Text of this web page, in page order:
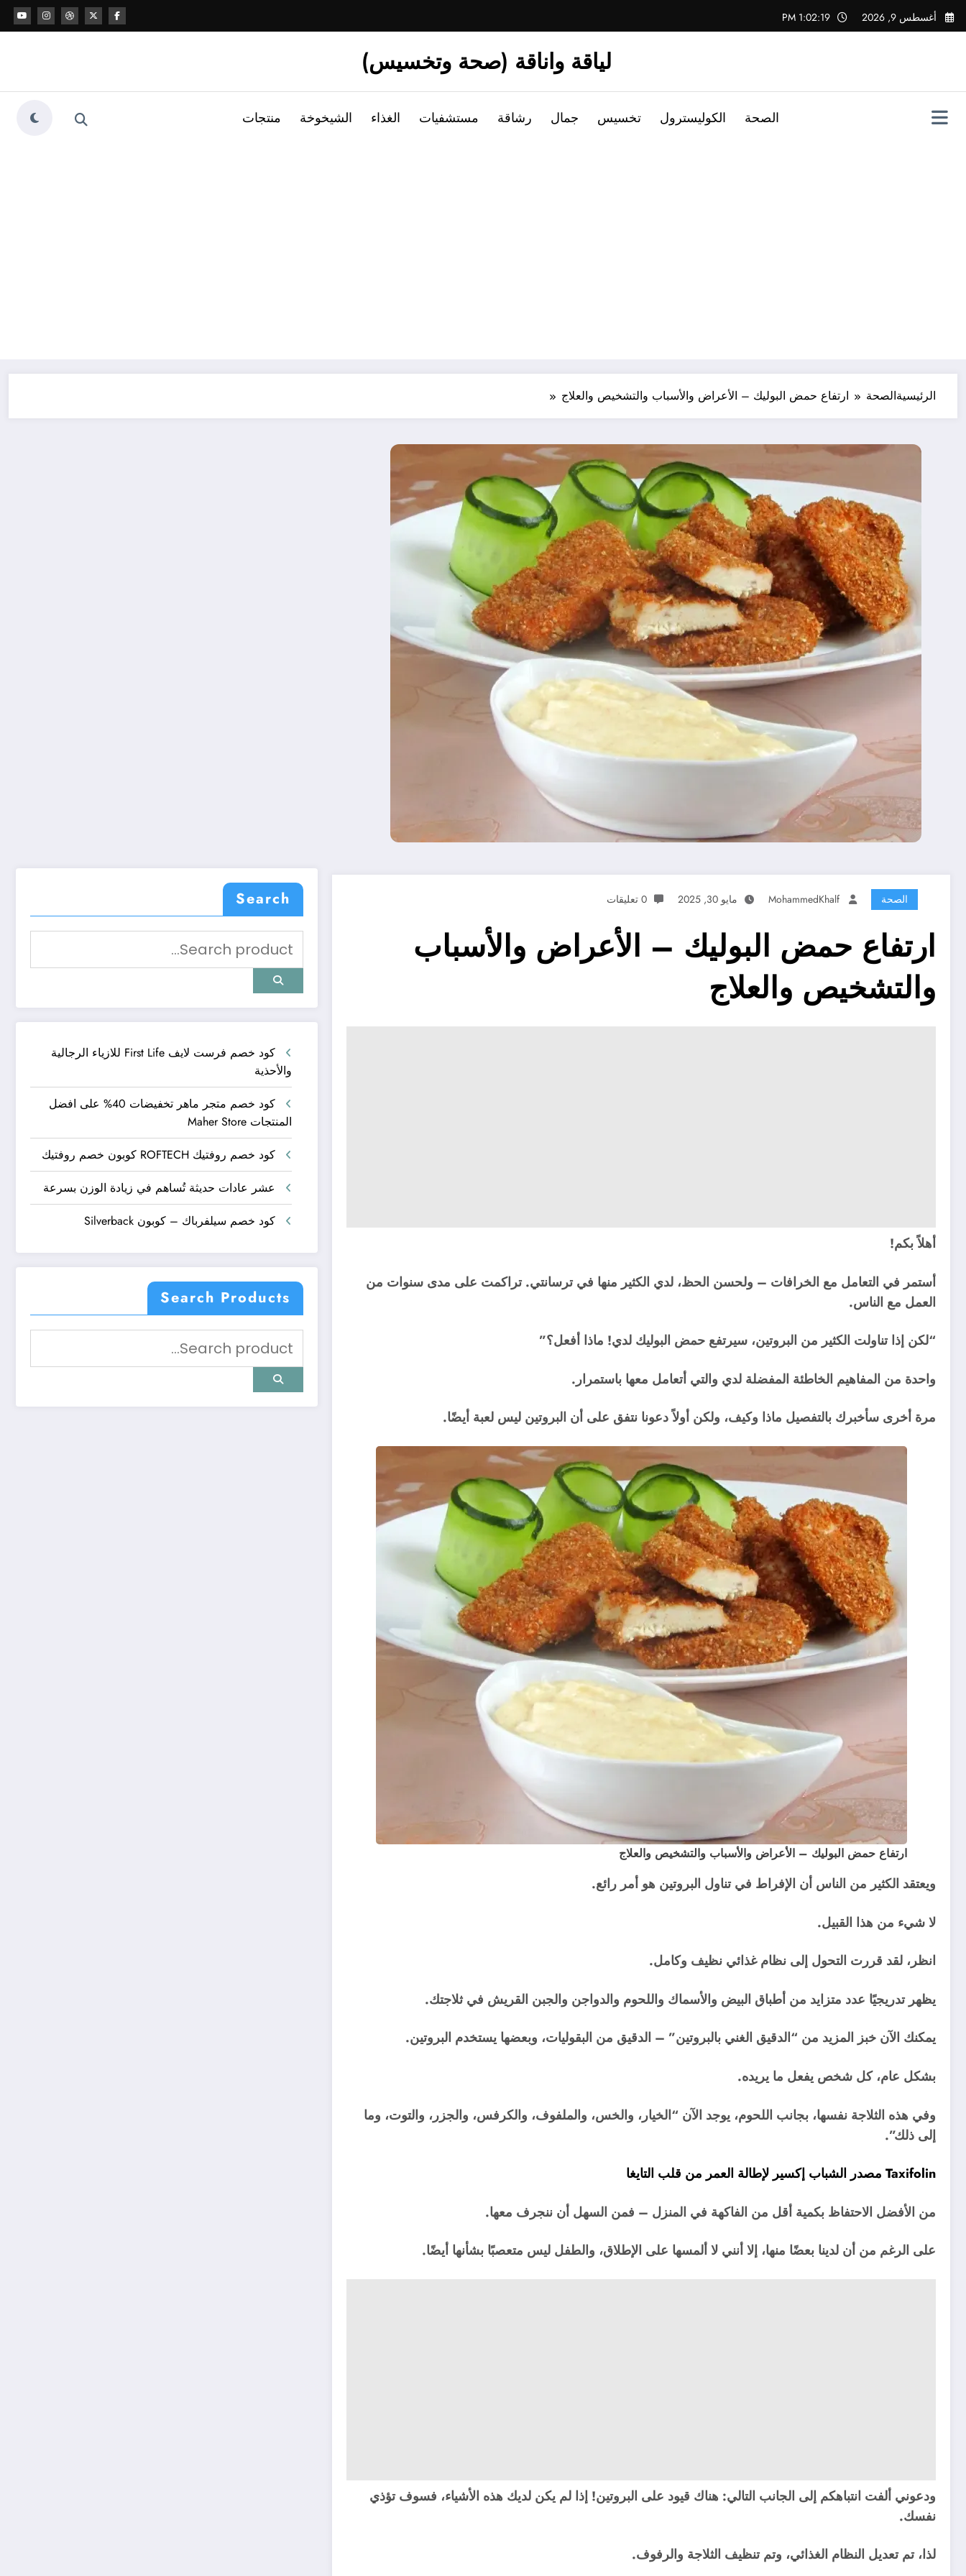
التجاوز
إلى
أغسطس 9, 2026 1:02:20 PM
لياقة واناقة (صحة وتخسيس)
الصحة الكوليسترول تخسيس جمال رشاقة مستشفيات الغذاء الشيخوخة منتجات
الرئيسيةالصحة ارتفاع حمض البوليك – الأعراض والأسباب والتشخيص والعلاج
الصحة MohammedKhalf مايو 30, 2025 0 تعليقات
ارتفاع حمض البوليك – الأعراض والأسباب
والتشخيص والعلاج
أهلاً بكم!
أستمر في التعامل مع الخرافات – ولحسن الحظ، لدي الكثير منها في ترسانتي. تراكمت على مدى سنوات من
العمل مع الناس.
“لكن إذا تناولت الكثير من البروتين، سيرتفع حمض البوليك لدي! ماذا أفعل؟”
واحدة من المفاهيم الخاطئة المفضلة لدي والتي أتعامل معها باستمرار.
مرة أخرى سأخبرك بالتفصيل ماذا وكيف، ولكن أولاً دعونا نتفق على أن البروتين ليس لعبة أيضًا.
ارتفاع حمض البوليك – الأعراض والأسباب والتشخيص والعلاج
ويعتقد الكثير من الناس أن الإفراط في تناول البروتين هو أمر رائع.
لا شيء من هذا القبيل.
انظر، لقد قررت التحول إلى نظام غذائي نظيف وكامل.
يظهر تدريجيًا عدد متزايد من أطباق البيض والأسماك واللحوم والدواجن والجبن القريش في ثلاجتك.
يمكنك الآن خبز المزيد من “الدقيق الغني بالبروتين” – الدقيق من البقوليات، وبعضها يستخدم البروتين.
بشكل عام، كل شخص يفعل ما يريده.
وفي هذه الثلاجة نفسها، بجانب اللحوم، يوجد الآن “الخيار، والخس، والملفوف، والكرفس، والجزر، والتوت، وما
إلى ذلك”.
Taxifolin مصدر الشباب إكسير لإطالة العمر من قلب التايغا
من الأفضل الاحتفاظ بكمية أقل من الفاكهة في المنزل – فمن السهل أن ننجرف معها.
على الرغم من أن لدينا بعضًا منها، إلا أنني لا ألمسها على الإطلاق، والطفل ليس متعصبًا بشأنها أيضًا.
ودعوني ألفت انتباهكم إلى الجانب التالي: هناك قيود على البروتين! إذا لم يكن لديك هذه الأشياء، فسوف تؤذي
نفسك.
لذا، تم تعديل النظام الغذائي، وتم تنظيف الثلاجة والرفوف.
Search
كود خصم فرست لايف First Life للازياء الرجالية
والأحذية
كود خصم متجر ماهر تخفيضات 40% على افضل
المنتجات Maher Store
كود خصم روفتيك ROFTECH كوبون خصم روفتيك
عشر عادات حديثة تُساهم في زيادة الوزن بسرعة
كود خصم سيلفرباك – كوبون Silverback
Search Products